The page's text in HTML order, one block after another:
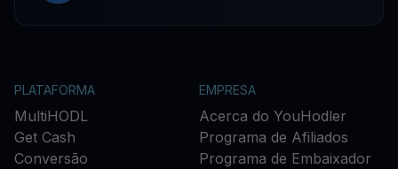
PLATAFORMA
MultiHODL
Get Cash
Conversão
EMPRESA
Acerca do YouHodler
Programa de Afiliados
Programa de Embaixador